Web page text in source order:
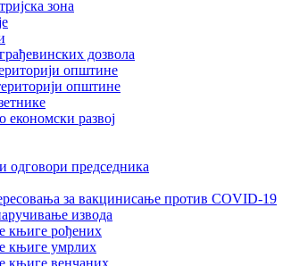
зона
дозвола
општине
општине
економски развој
одговори председника
за вакцинисање против COVID-19
извода
књиге рођених
књиге умрлих
књиге венчаних